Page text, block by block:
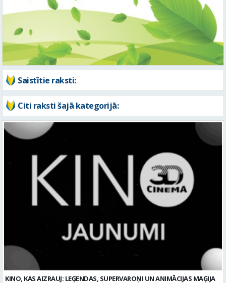
Saistītie raksti:
Citi raksti šajā kategorijā: